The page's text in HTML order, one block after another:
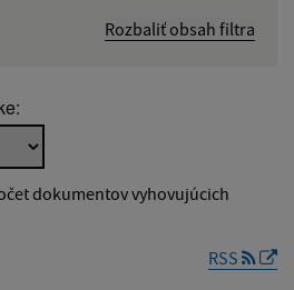
Rozbaliť obsah filtra
dokumentov vyhovujúcich
RSS